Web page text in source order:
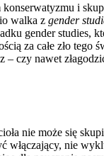
i
walka z gender
gender studies,
za całe zło tego
czy nawet
nie może się
włączający, nie